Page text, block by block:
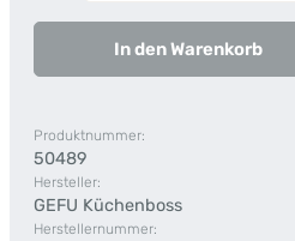
In den Warenkorb
Produktnummer:
50489
Hersteller:
GEFU Küchenboss
Herstellernummer: